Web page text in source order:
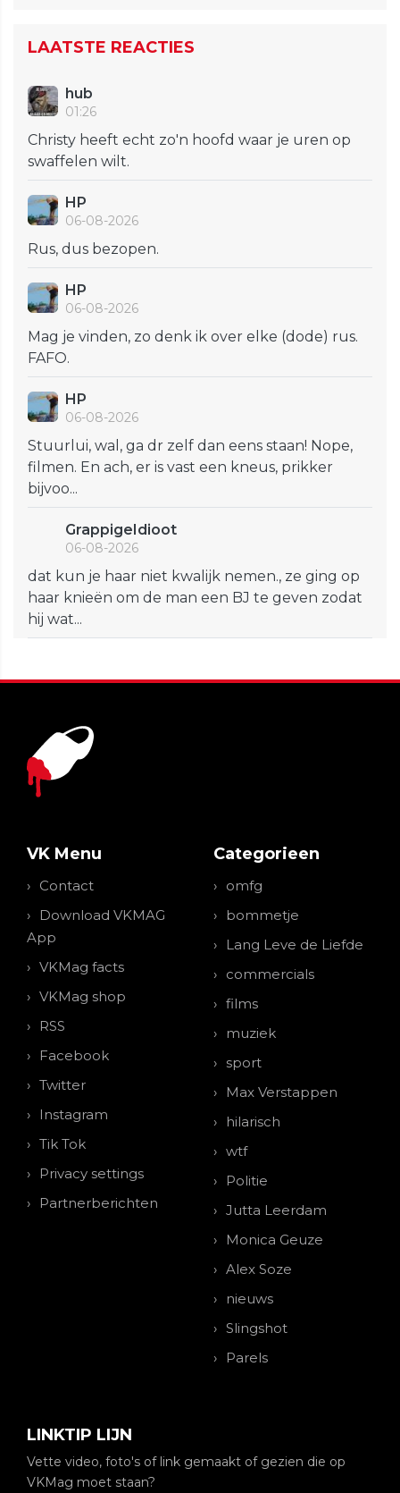
LAATSTE REACTIES
hub
01:26
Christy heeft echt zo'n hoofd waar je uren op
swaffelen wilt.
HP
06-08-2026
Rus, dus bezopen.
HP
06-08-2026
Mag je vinden, zo denk ik over elke (dode) rus.
FAFO.
HP
06-08-2026
Stuurlui, wal, ga dr zelf dan eens staan! Nope,
filmen. En ach, er is vast een kneus, prikker
bijvoo...
GrappigeIdioot
06-08-2026
dat kun je haar niet kwalijk nemen., ze ging op
haar knieën om de man een BJ te geven zodat
hij wat...
VK Menu
Contact
Download VKMAG
App
VKMag facts
VKMag shop
RSS
Facebook
Twitter
Instagram
Tik Tok
Privacy settings
Partnerberichten
Categorieen
omfg
bommetje
Lang Leve de Liefde
commercials
films
muziek
sport
Max Verstappen
hilarisch
wtf
Politie
Jutta Leerdam
Monica Geuze
Alex Soze
nieuws
Slingshot
Parels
LINKTIP LIJN
Vette video, foto's of link gemaakt of gezien die op
VKMag moet staan?